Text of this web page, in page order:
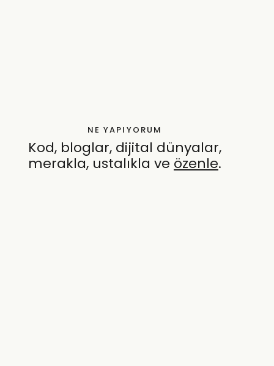
NE YAPIYORUM
Kod, bloglar, dijital dünyalar,
merakla, ustalıkla ve özenle.